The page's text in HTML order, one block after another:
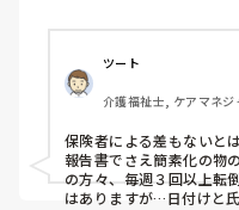
ており、氏名年齢生年月
の詳細、発生前後の経緯
記載と非常に煩雑です。
一時、フリー記載だけ
る方式を取ろうとした
そこで、再度報告書の
ツート
介護福祉士, ケアマネ
保険者による差もないと
報告書でさえ簡素化の物
の方々、毎週３回以上転
はありますが…日付けと